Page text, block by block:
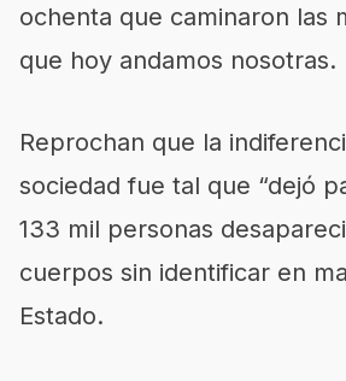
ochenta que caminaron las
que hoy andamos nosotras.
Reprochan que la
sociedad fue tal que “dejó
133 mil personas
cuerpos sin identificar en
Estado.